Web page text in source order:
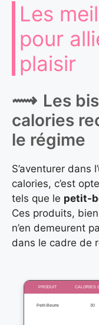
Les
pour
plaisir
Les
calories
le régime
S’aventurer dans
calories, c’est
tels que le petit-
Ces produits,
n’en demeurent
dans le cadre de
PRODUIT CALORIES
Petit-Beurre 30